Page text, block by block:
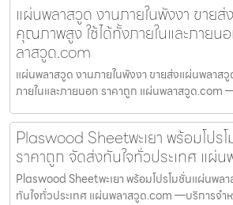
แผ่นพลาสวูด งานภายในพังงา ขาย
คุณภาพสูง ใช้ได้ทั้งภายในและภาย
ลาสวูด.com
แผ่นพลาสวูด งานภายในพังงา ขายส่งแผ่นพลาส
ภายในและภายนอก ราคาถูก แผ่นพลาสวูด.com
Plaswood Sheetพะเยา พร้อมโปร
ราคาถูก จัดส่งทันใจทั่วประเทศ แผ่
Plaswood Sheetพะเยา พร้อมโปรโมชั่นแผ่นพล
ทันใจทั่วประเทศ แผ่นพลาสวูด.com —บริการจำ